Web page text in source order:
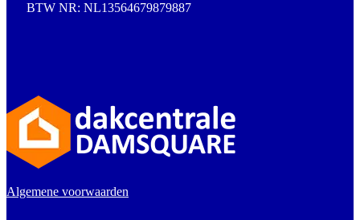
BTW NR: NL13564679879887
Algemene voorwaarden